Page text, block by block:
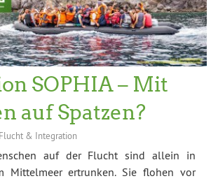
SOPHIA – Mit
auf Spatzen?
Flucht & Integration
auf der Flucht sind allein in
Mittelmeer ertrunken. Sie flohen vor